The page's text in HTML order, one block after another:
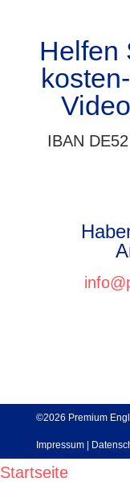
Helfen
IBAN
©2026 Premium
Impressum|
Startseite